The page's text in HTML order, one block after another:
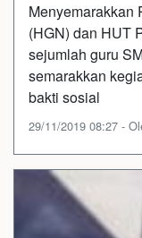
Menyemarakkan
(HGN) dan HUT
sejumlah guru
semarakkan
bakti sosial
29/11/2019 08:27 -